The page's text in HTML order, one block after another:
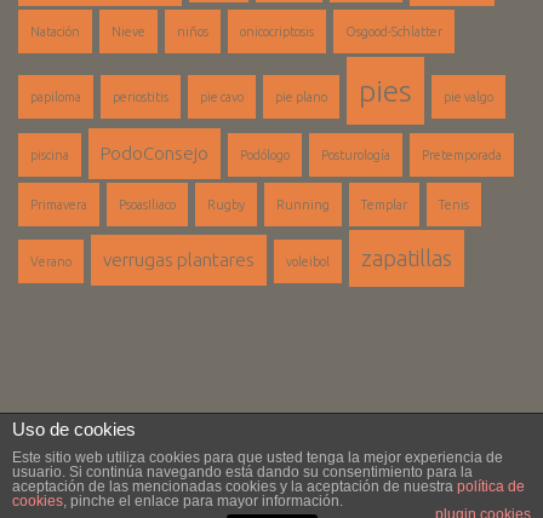
Natación Nieve niños onicocriptosis Osgood-Schlatter
papiloma periostitis pie cavo pie plano pies pie valgo
piscina PodoConsejo Podólogo Posturología Pretemporada
Primavera PsoasIliaco Rugby Running Templar Tenis
Verano verrugas plantares voleibol zapatillas
Copyright ©2017 Centro de Podología Nicolás Fortuño. Todos los
derechos reservados.
Diseño y desarrollo porPablo Conde.
Uso de cookies
Este sitio web utiliza cookies para que usted tenga la mejor experiencia de
usuario. Si continúa navegando está dando su consentimiento para la
aceptación de las mencionadas cookies y la aceptación de nuestra política de
cookies, pinche el enlace para mayor información.
plugin cookies